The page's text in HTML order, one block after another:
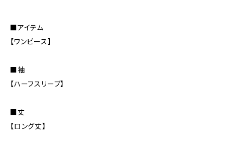
■アイテム
【ワンピース】
■袖
【ハーフスリーブ】
■丈
【ロング丈】